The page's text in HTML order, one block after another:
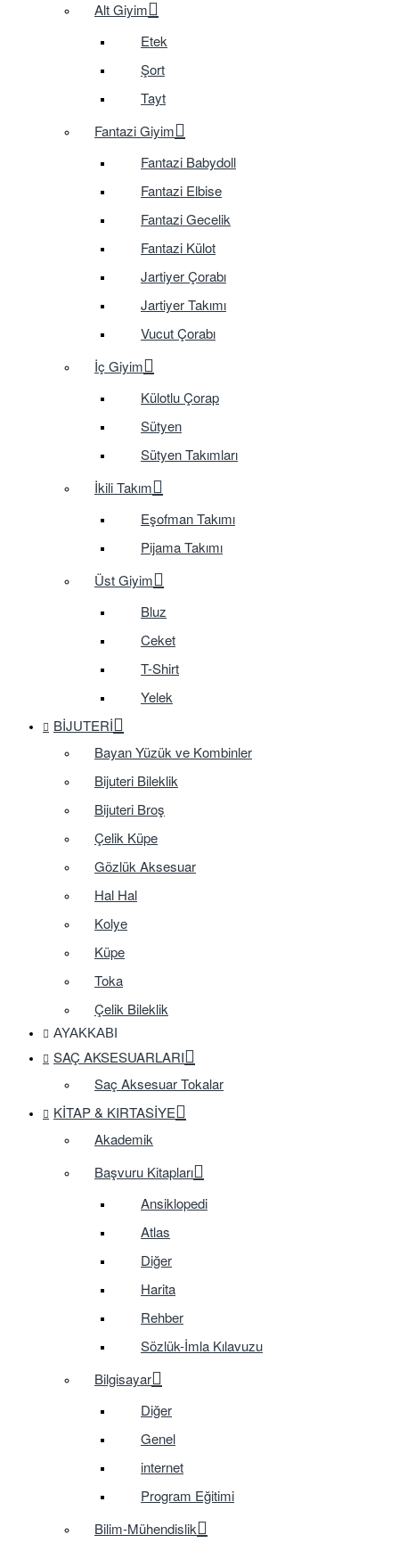
Alt Giyim
Etek
Şort
Tayt
Fantazi Giyim
Fantazi Babydoll
Fantazi Elbise
Fantazi Gecelik
Fantazi Külot
Jartiyer Çorabı
Jartiyer Takımı
Vucut Çorabı
İç Giyim
Külotlu Çorap
Sütyen
Sütyen Takımları
İkili Takım
Eşofman Takımı
Pijama Takımı
Üst Giyim
Bluz
Ceket
T-Shirt
Yelek
BIJUTERI
Bayan Yüzük ve Kombinler
Bijuteri Bileklik
Bijuteri Broş
Çelik Küpe
Gözlük Aksesuar
Hal Hal
Kolye
Küpe
Toka
Çelik Bileklik
AYAKKABI
SAÇ AKSESUARLARI
Saç Aksesuar Tokalar
KITAP & KIRTASIYE
Akademik
Başvuru Kitapları
Ansiklopedi
Atlas
Diğer
Harita
Rehber
Sözlük-İmla Kılavuzu
Bilgisayar
Diğer
Genel
internet
Program Eğitimi
Bilim-Mühendislik